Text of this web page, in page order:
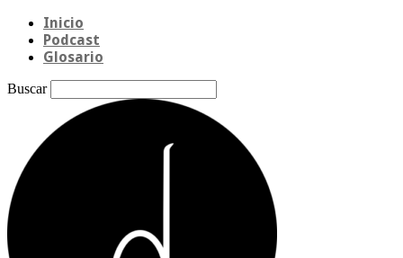
Inicio
Podcast
Glosario
Buscar